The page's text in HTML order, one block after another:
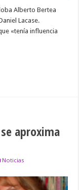
Alberto Bertea
Lacase.
«tenía influencia
aproxima
Noticias